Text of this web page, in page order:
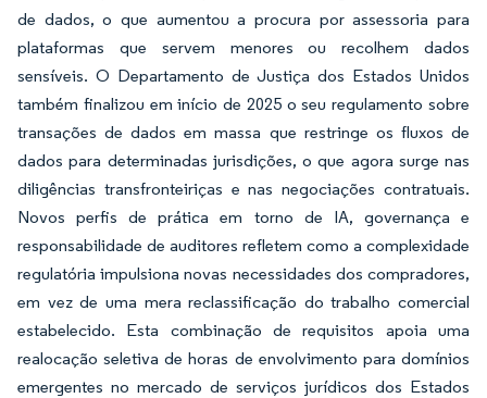
de dados, o que aumentou a procura por assessoria para
plataformas que servem menores ou recolhem dados
sensíveis. O Departamento de Justiça dos Estados Unidos
também finalizou em início de 2025 o seu regulamento sobre
transações de dados em massa que restringe os fluxos de
dados para determinadas jurisdições, o que agora surge nas
diligências transfronteiriças e nas negociações contratuais.
Novos perfis de prática em torno de IA, governança e
responsabilidade de auditores refletem como a complexidade
regulatória impulsiona novas necessidades dos compradores,
em vez de uma mera reclassificação do trabalho comercial
estabelecido. Esta combinação de requisitos apoia uma
realocação seletiva de horas de envolvimento para domínios
emergentes no mercado de serviços jurídicos dos Estados